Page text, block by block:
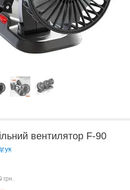
вентилятор F-90
грн.